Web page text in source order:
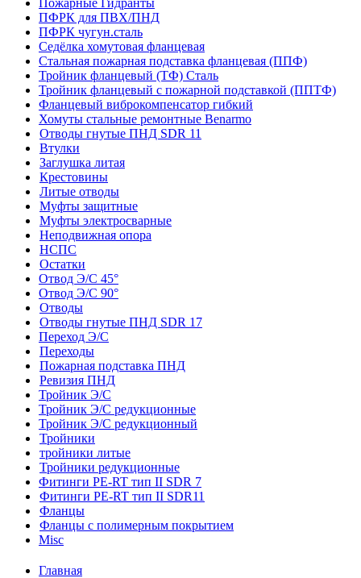
Пожарные Гидранты
ПФРК для ПВХ/ПНД
ПФРК чугун.сталь
Седёлка хомутовая фланцевая
Стальная пожарная подставка фланцевая (ППФ)
Тройник фланцевый (ТФ) Сталь
Тройник фланцевый с пожарной подставкой (ППТФ)
Фланцевый виброкомпенсатор гибкий
Хомуты стальные ремонтные Benarmo
Отводы гнутые ПНД SDR 11
Втулки
Заглушка литая
Крестовины
Литые отводы
Муфты защитные
Муфты электросварные
Неподвижная опора
НСПС
Остатки
Отвод Э/С 45°
Отвод Э/С 90°
Отводы
Отводы гнутые ПНД SDR 17
Переход Э/С
Переходы
Пожарная подставка ПНД
Ревизия ПНД
Тройник Э/С
Тройник Э/С редукционные
Тройник Э/С редукционный
Тройники
тройники литые
Тройники редукционные
Фитинги PE-RT тип II SDR 7
Фитинги PE-RT тип II SDR11
Фланцы
Фланцы с полимерным покрытием
Misc
Главная